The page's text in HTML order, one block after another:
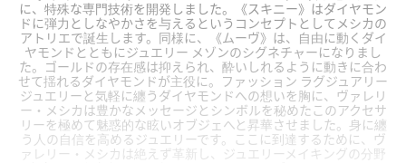
に、特殊な専門技術を開発しました。《スキニー》はダイヤモン
ドに弾力としなやかさを与えるというコンセプトとしてメシカの
アトリエで誕生します。同様に、《ムーヴ》は、自由に動くダイ
ヤモンドとともにジュエリー メゾンのシグネチャーになりまし
た。ゴールドの存在感は抑えられ、酔いしれるように動きに合わ
せて揺れるダイヤモンドが主役に。ファッション ラグジュアリー
ジュエリーと気軽に纏うダイヤモンドへの想いを胸に、ヴァレリ
ー・メシカは豊かなメッセージとシンボルを秘めたこのアクセサ
リーを極めて魅惑的な眩いオブジェへと昇華させました。身に纏
う人の自信を高めるジュエリーです。ここに到達するために、ヴ
ァレリー・メシカは絶えず革新し、ジュエリーメイキングの分野